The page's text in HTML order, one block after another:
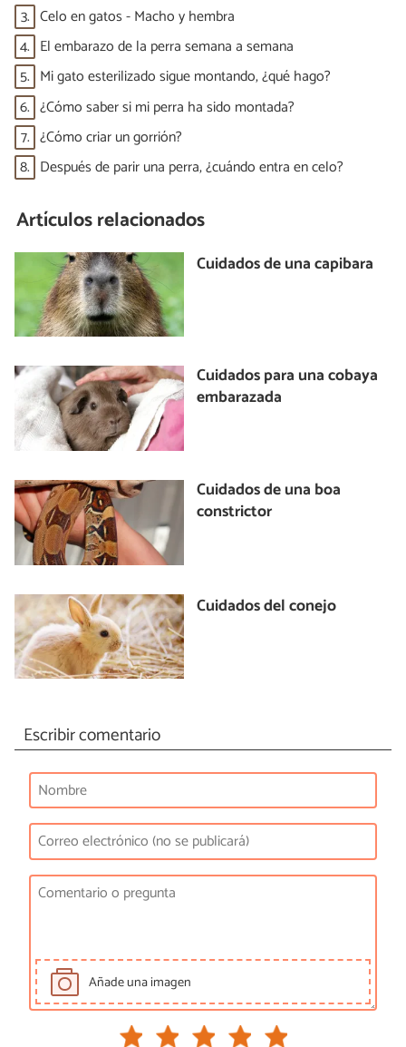
3. Celo en gatos - Macho y hembra
4. El embarazo de la perra semana a semana
5. Mi gato esterilizado sigue montando, ¿qué hago?
6. ¿Cómo saber si mi perra ha sido montada?
7. ¿Cómo criar un gorrión?
8. Después de parir una perra, ¿cuándo entra en celo?
Artículos relacionados
Cuidados de una capibara
Cuidados para una cobaya
embarazada
Cuidados de una boa
constrictor
Cuidados del conejo
Escribir comentario
Añade una imagen